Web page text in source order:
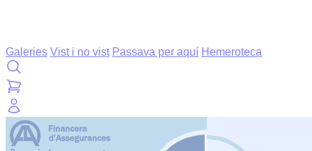
Galeries Vist i no vist Passava per aquí Hemeroteca